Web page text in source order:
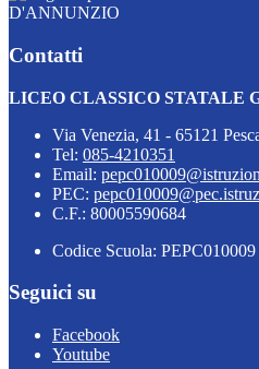
D'ANNUNZIO
Contatti
LICEO CLASSICO STATALE
Via Venezia, 41 - 65121
Tel: 085-4210351
Email:
PEC:
C.F.: 80005590684
Codice Scuola: PEPC010009
Seguici su
Facebook
Youtube